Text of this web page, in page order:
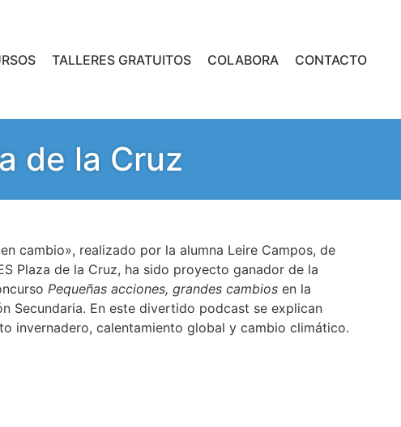
TALLERES GRATUITOS COLABORA CONTACTO
de la Cruz
cambio», realizado por la alumna Leire Campos, de
Plaza de la Cruz, ha sido proyecto ganador de la
Pequeñas acciones, grandes cambios en la
Secundaria. En este divertido podcast se explican
invernadero, calentamiento global y cambio climático.